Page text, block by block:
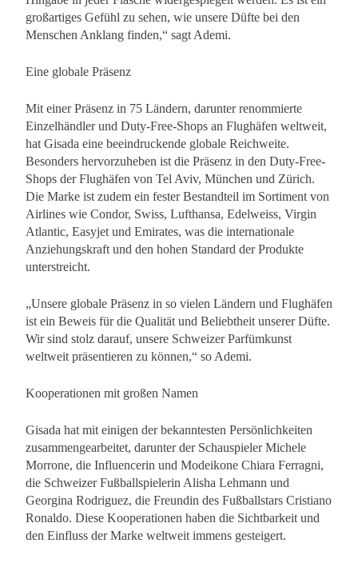
großartiges Gefühl zu sehen, wie unsere Düfte bei den
Menschen Anklang finden,“ sagt Ademi.
Eine globale Präsenz
Mit einer Präsenz in 75 Ländern, darunter renommierte
Einzelhändler und Duty-Free-Shops an Flughäfen weltweit,
hat Gisada eine beeindruckende globale Reichweite.
Besonders hervorzuheben ist die Präsenz in den Duty-Free-
Shops der Flughäfen von Tel Aviv, München und Zürich.
Die Marke ist zudem ein fester Bestandteil im Sortiment von
Airlines wie Condor, Swiss, Lufthansa, Edelweiss, Virgin
Atlantic, Easyjet und Emirates, was die internationale
Anziehungskraft und den hohen Standard der Produkte
unterstreicht.
„Unsere globale Präsenz in so vielen Ländern und Flughäfen
ist ein Beweis für die Qualität und Beliebtheit unserer Düfte.
Wir sind stolz darauf, unsere Schweizer Parfümkunst
weltweit präsentieren zu können,“ so Ademi.
Kooperationen mit großen Namen
Gisada hat mit einigen der bekanntesten Persönlichkeiten
zusammengearbeitet, darunter der Schauspieler Michele
Morrone, die Influencerin und Modeikone Chiara Ferragni,
die Schweizer Fußballspielerin Alisha Lehmann und
Georgina Rodriguez, die Freundin des Fußballstars Cristiano
Ronaldo. Diese Kooperationen haben die Sichtbarkeit und
den Einfluss der Marke weltweit immens gesteigert.